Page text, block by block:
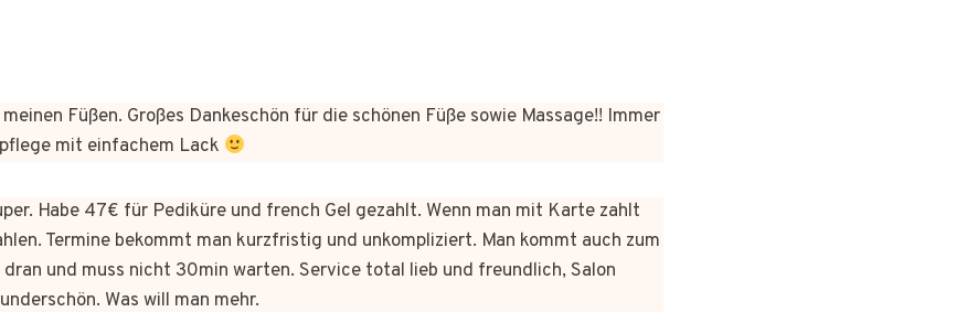
Füßen. Großes Dankeschön für die schönen Füße sowie Massage!! Immer
mit einfachem Lack
Habe 47€ für Pediküre und french Gel gezahlt. Wenn man mit Karte zahlt
Termine bekommt man kurzfristig und unkompliziert. Man kommt auch zum
und muss nicht 30min warten. Service total lieb und freundlich, Salon
Was will man mehr.